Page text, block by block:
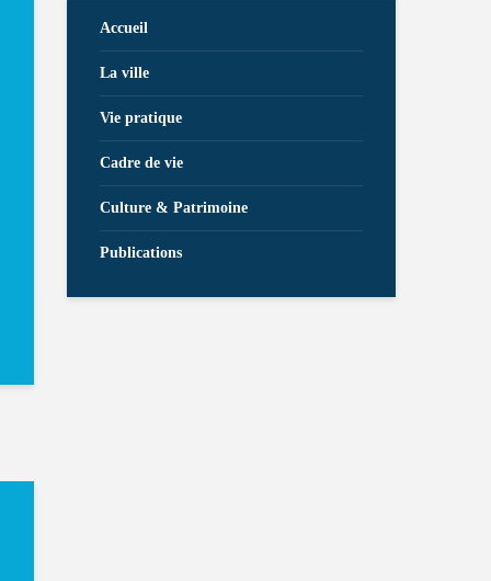
Accueil
La ville
Vie pratique
Cadre de vie
Culture & Patrimoine
Publications